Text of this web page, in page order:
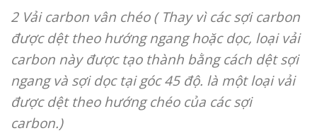
2 Vải carbon vân chéo ( Thay vì các sợi carbon
được dệt theo hướng ngang hoặc dọc, loại vải
carbon này được tạo thành bằng cách dệt sợi
ngang và sợi dọc tại góc 45 độ. là một loại vải
được dệt theo hướng chéo của các sợi
carbon.)